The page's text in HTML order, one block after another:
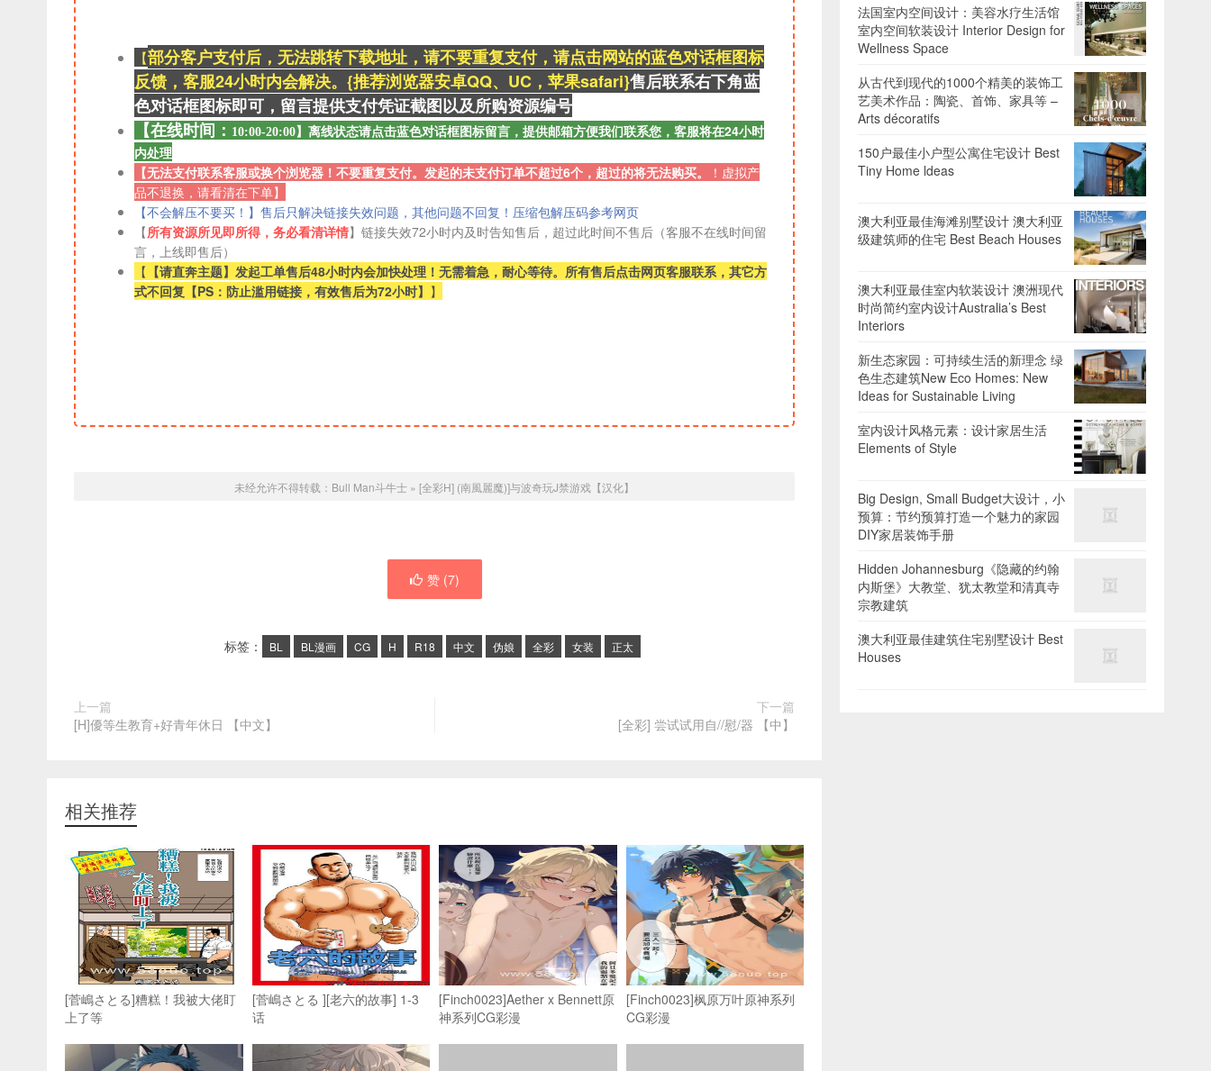
【部分客户支付后，无法跳转下载地址，请不要重复支付，请点击网站的蓝色对话框图标
反馈，客服24小时内会解决。{推荐浏览器安卓QQ、UC，苹果safari}售后联系右下角蓝
色对话框图标即可，留言提供支付凭证截图以及所购资源编号
【在线时间： 10:00-20:00】 离线状态请点击蓝色对话框图标留言，提供邮箱方便我们联系您，客服将在24小时
内处理
【无法支付联系客服或换个浏览器！不要重复支付。发起的未支付订单不超过6个，超过的将无法购买。
！ 虚拟产
品不退换，请看清在下单】
【不会解压不要买！】售后只解决链接失效问题，其他问题不回复！压缩包解压码参考网页
【所有资源所见即所得，务必看清详情】链接失效72小时内及时告知售后，超过此时间不售后（客服不在线时间留
言，上线即售后）
【 【请直奔主题】发起工单售后48小时内会加快处理！无需着急，耐心等待。所有售后点击网页客服联系，其它方
式不回复【PS：防止滥用链接，有效售后为72小时】 】
未经允许不得转载： Bull Man斗牛士 » [全彩H] (南風麗魔)]与波奇玩J禁游戏【汉化】
赞 (7)
标签： BL BL漫画 CG H R18 中文 伪娘 全彩 女装 正太
上一篇
[H]優等生教育+好青年休日 【中文】
下一篇
[全彩] 尝试试用自//慰/器 【中】
相关推荐
[菅嶋さとる]糟糕！我被大佬盯
上了等
[菅嶋さとる ][老六的故事] 1-3
话
[Finch0023]Aether x Bennett原
神系列CG彩漫
[Finch0023]枫原万叶原神系列
CG彩漫
法国室内空间设计：美容水疗生活馆
室内空间软装设计 Interior Design for
Wellness Space
从古代到现代的1000个精美的装饰工
艺美术作品：陶瓷、首饰、家具等 –
Arts décoratifs
150户最佳小户型公寓住宅设计 Best
Tiny Home ldeas
澳大利亚最佳海滩别墅设计 澳大利亚
级建筑师的住宅 Best Beach Houses
澳大利亚最佳室内软装设计 澳洲现代
时尚简约室内设计Australia’s Best
Interiors
新生态家园：可持续生活的新理念 绿
色生态建筑New Eco Homes: New
Ideas for Sustainable Living
室内设计风格元素：设计家居生活
Elements of Style
Big Design, Small Budget大设计，小
预算：节约预算打造一个魅力的家园
DIY家居装饰手册
Hidden Johannesburg《隐藏的约翰
内斯堡》大教堂、犹太教堂和清真寺
宗教建筑
澳大利亚最佳建筑住宅别墅设计 Best
Houses